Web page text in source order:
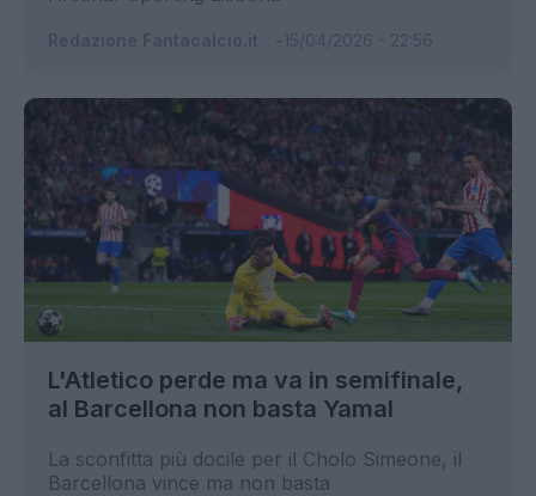
L'Atletico perde ma va in semifinale,
al Barcellona non basta Yamal
La sconfitta più docile per il Cholo Simeone, il
Barcellona vince ma non basta